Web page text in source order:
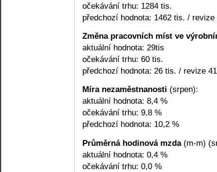
očekávání trhu: 1284 tis.
předchozí hodnota: 1462 tis. / revize
Změna pracovních míst ve
aktuální hodnota: 29tis
očekávání trhu: 60 tis.
předchozí hodnota: 26 tis. / revize
Míra nezaměstnanosti (srpen):
aktuální hodnota: 8,4 %
očekávání trhu: 9,8 %
předchozí hodnota: 10,2 %
Průměrná hodinová mzda(m-m)
aktuální hodnota: 0,4 %
očekávání trhu: 0,0 %